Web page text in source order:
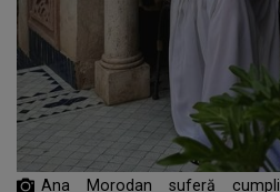
Ana Morodan suferă